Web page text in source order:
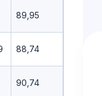
89,95
88,74
90,74